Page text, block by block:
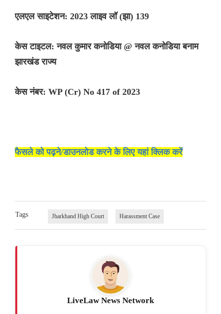
एलएल साइटेशन: 2023 लाइव लॉ (झा) 139
केस टाइटल: नवल कुमार कनोडिया @ नवल कनोडिया बनाम
झारखंड राज्य
केस नंबर: WP (Cr) No 417 of 2023
फैसले को पढ़ने/डाउनलोड करने के लिए यहां क्लिक करें
Tags Jharkhand High Court Harassment Case
LiveLaw News Network